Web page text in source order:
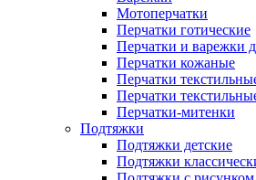
Мотоперчатки
Перчатки готические
Перчатки и варежки
Перчатки кожаные
Перчатки
Перчатки
Перчатки-митенки
Подтяжки
Подтяжки детские
Подтяжки